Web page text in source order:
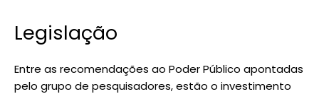
Legislação
Entre as recomendações ao Poder Público apontadas
pelo grupo de pesquisadores, estão o investimento